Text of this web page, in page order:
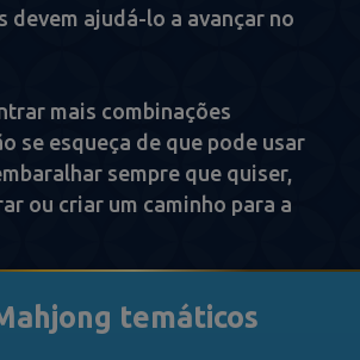
devem ajudá-lo a avançar no
mais combinações
se esqueça de que pode usar
sempre que quiser,
ou criar um caminho para a
temáticos